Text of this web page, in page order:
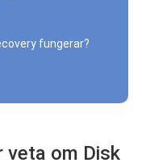
fungerar?
veta om Disk